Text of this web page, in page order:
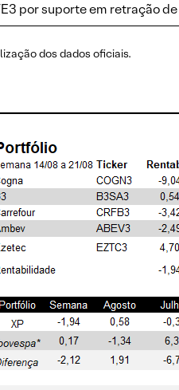
por suporte em retração
dos dados oficiais.